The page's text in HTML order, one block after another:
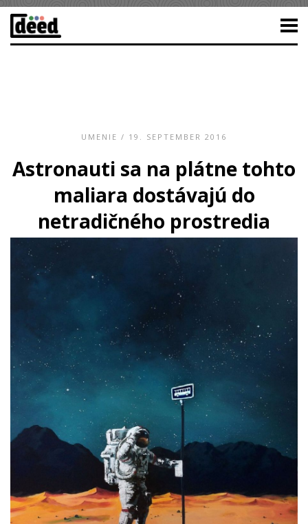
UMENIE / 19. SEPTEMBER 2016
Astronauti sa na plátne tohto
maliara dostávajú do
netradičného prostredia